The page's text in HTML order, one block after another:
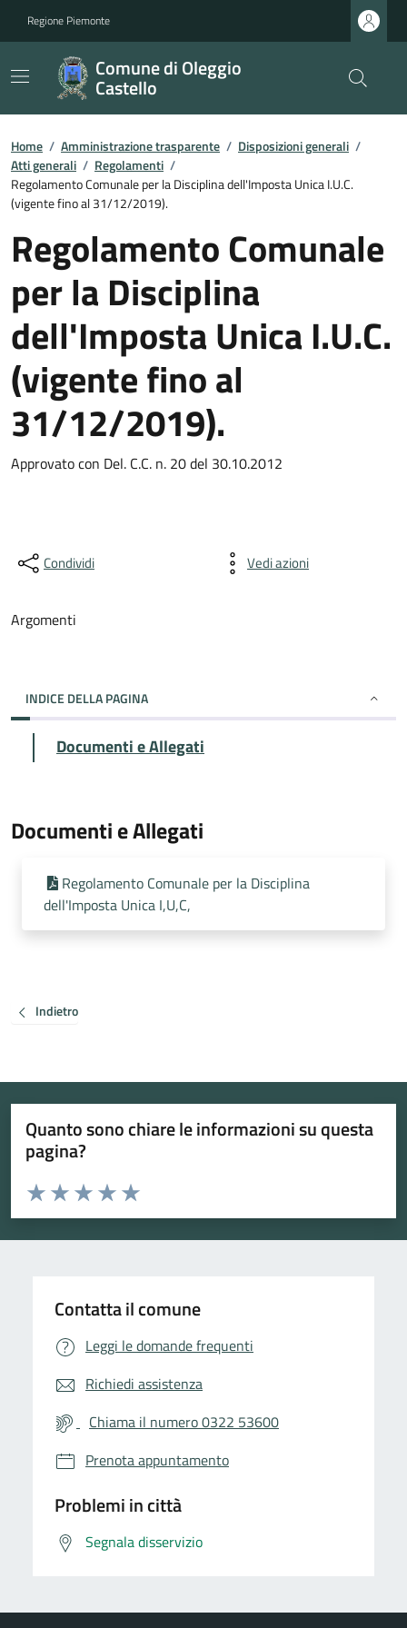
Regione Piemonte
Comune di Oleggio
Castello
Home / Amministrazione trasparente / Disposizioni generali /
Atti generali / Regolamenti /
Regolamento Comunale per la Disciplina dell'Imposta Unica I.U.C.
(vigente fino al 31/12/2019).
Regolamento Comunale
per la Disciplina
dell'Imposta Unica I.U.C.
(vigente fino al
31/12/2019).
Approvato con Del. C.C. n. 20 del 30.10.2012
Condividi Vedi azioni
Argomenti
INDICE DELLA PAGINA
Documenti e Allegati
Documenti e Allegati
Regolamento Comunale per la Disciplina
dell'Imposta Unica I,U,C,
Indietro
Quanto sono chiare le informazioni su questa
pagina?
Valuta da 1 a 5 stelle la pagina
Valuta 5 stelle su 5
Valuta 4 stelle su 5
Valuta 3 stelle su 5
Valuta 2 stelle su 5
Valuta 1 stelle su 5
Contatta il comune
Leggi le domande frequenti
Richiedi assistenza
Chiama il numero 0322 53600
Prenota appuntamento
Problemi in città
Segnala disservizio